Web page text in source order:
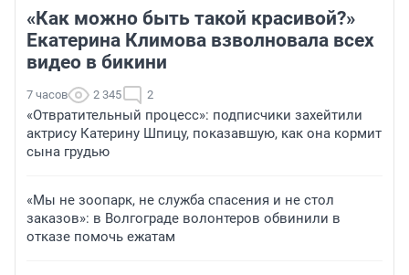
«Как можно быть такой красивой?»
Екатерина Климова взволновала всех
видео в бикини
7 часов 2 345 2
«Отвратительный процесс»: подписчики захейтили
актрису Катерину Шпицу, показавшую, как она кормит
сына грудью
«Мы не зоопарк, не служба спасения и не стол
заказов»: в Волгограде волонтеров обвинили в
отказе помочь ежатам